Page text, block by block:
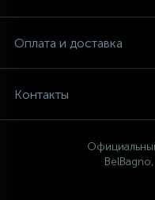
Оплата и доставка
Контакты